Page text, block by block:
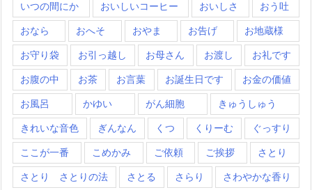
いつの間にか おいしいコーヒー おいしさ おう吐
おなら おへそ おやま お告げ お地蔵様
お守り袋 お引っ越し お母さん お渡し お礼です
お腹の中 お茶 お言葉 お誕生日です お金の価値
お風呂 かゆい がん細胞 きゅうしゅう
きれいな音色 ぎんなん くつ くりーむ ぐっすり
ここが一番 こめかみ ご依頼 ご挨拶 さとり
さとり さとりの法 さとる さらり さわやかな香り